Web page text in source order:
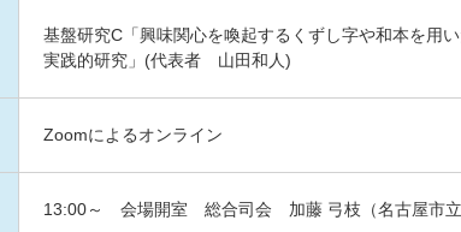
基盤研究C「興味関心を喚起するくずし字や和本を用
実践的研究」(代表者 山田和人)
Zoomによるオンライン
13:00～ 会場開室 総合司会 加藤 弓枝（名古屋市立